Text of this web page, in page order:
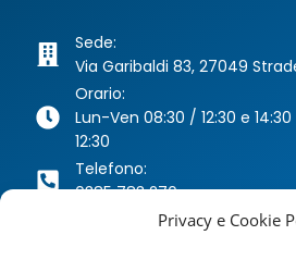
Privacy e Cookie
Sede:
Via Garibaldi 83, 27049
Orario:
Lun-Ven 08:30 / 12:30 e
12:30
Telefono:
0385 783 270